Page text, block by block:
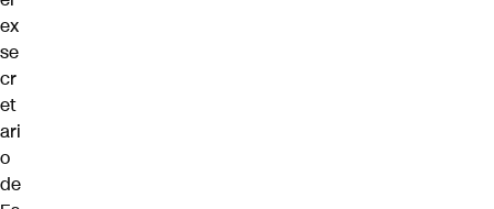
ex
se
cr
et
ari
o
de